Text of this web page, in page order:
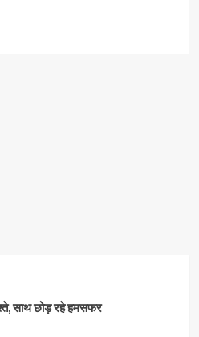
साथ छोड़ रहे हमसफर